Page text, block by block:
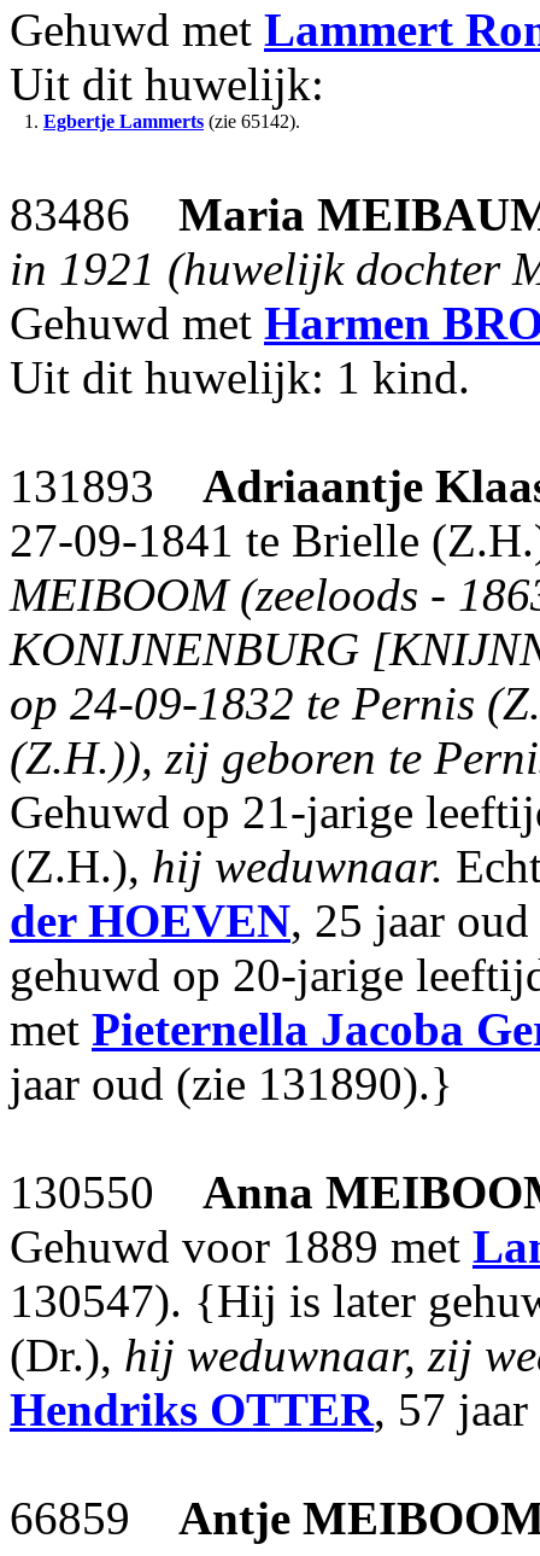
Gehuwd met Lammert
Uit dit huwelijk:
1. Egbertje Lammerts (zie 65142).
83486 Maria
in 1921 (huwelijk dochter
Gehuwd met Harmen
Uit dit huwelijk: 1 kind.
131893 Adriaantje
27-09-1841 te Brielle
MEIBOOM (zeeloods -
KONIJNENBURG
op 24-09-1832 te Pernis
(Z.H.)), zij geboren te
Gehuwd op 21-jarige
(Z.H.), hij weduwnaar.
der HOEVEN, 25 jaar
gehuwd op 20-jarige
met Pieternella Jacoba
jaar oud (zie 131890).}
130550 Anna
Gehuwd voor 1889 met
130547). {Hij is later
(Dr.), hij weduwnaar, zij
Hendriks OTTER, 57
66859 Antje